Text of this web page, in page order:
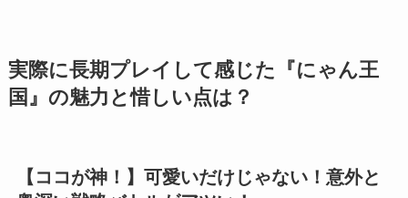
実際に長期プレイして感じた『にゃん王
国』の魅力と惜しい点は？
【ココが神！】可愛いだけじゃない！意外と